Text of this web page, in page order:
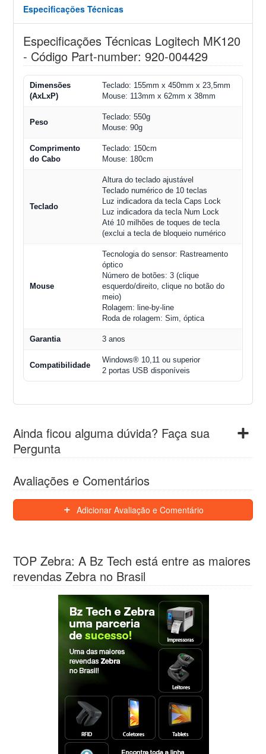
Especificações Técnicas
Especificações Técnicas Logitech MK120
- Código Part-number: 920-004429
Dimensões
(AxLxP)
Teclado: 155mm x 450mm x 23,5mm
Mouse: 113mm x 62mm x 38mm
Peso
Teclado: 550g
Mouse: 90g
Comprimento
do Cabo
Teclado: 150cm
Mouse: 180cm
Teclado
Altura do teclado ajustável
Teclado numérico de 10 teclas
Luz indicadora da tecla Caps Lock
Luz indicadora da tecla Num Lock
Até 10 milhões de toques de tecla
(exclui a tecla de bloqueio numérico
Mouse
Tecnologia do sensor: Rastreamento
óptico
Número de botões: 3 (clique
esquerdo/direito, clique no botão do
meio)
Rolagem: line-by-line
Roda de rolagem: Sim, óptica
Garantia 3 anos
Compatibilidade
Windows®︎ 10,11 ou superior
2 portas USB disponíveis
Ainda ficou alguma dúvida? Faça sua
Pergunta
Avaliações e Comentários
Adicionar Avaliação e Comentário
TOP Zebra: A Bz Tech está entre as maiores
revendas Zebra no Brasil